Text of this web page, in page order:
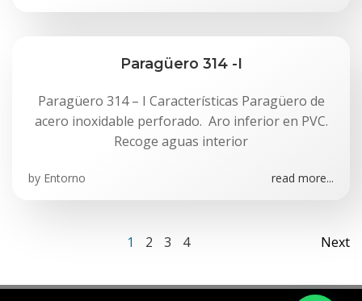
Paragüero 314 -I
Paragüero 314 – I Características Paragüero de
acero inoxidable perforado. Aro inferior en PVC.
Recoge aguas interior
by Entorno read more...
Navegación
por
Página
1 Página
2 Página
3 Página
4 Next